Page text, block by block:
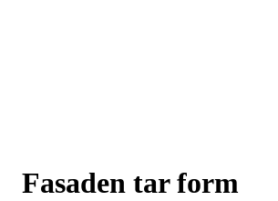
Fasaden tar form